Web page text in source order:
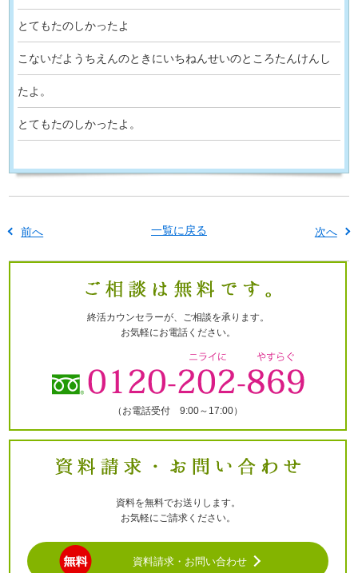
とてもたのしかったよ
こないだようちえんのときにいちねんせいのところたんけんし
たよ。
とてもたのしかったよ。
前へ 一覧に戻る 次へ
終活カウンセラーが、ご相談を承ります。
お気軽にお電話ください。
（お電話受付 9:00～17:00）
資料を無料でお送りします。
お気軽にご請求ください。
資料請求・お問い合わせ